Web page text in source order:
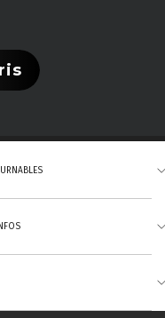
: